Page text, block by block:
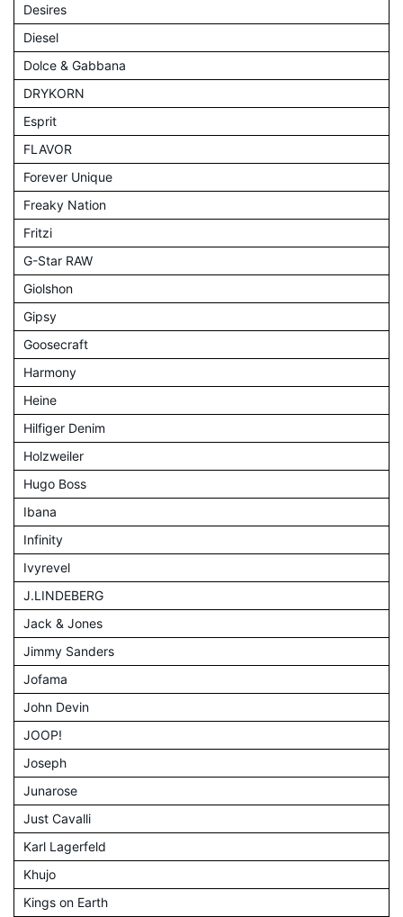
Desires
Diesel
Dolce & Gabbana
DRYKORN
Esprit
FLAVOR
Forever Unique
Freaky Nation
Fritzi
G-Star RAW
Giolshon
Gipsy
Goosecraft
Harmony
Heine
Hilfiger Denim
Holzweiler
Hugo Boss
Ibana
Infinity
Ivyrevel
J.LINDEBERG
Jack & Jones
Jimmy Sanders
Jofama
John Devin
JOOP!
Joseph
Junarose
Just Cavalli
Karl Lagerfeld
Khujo
Kings on Earth